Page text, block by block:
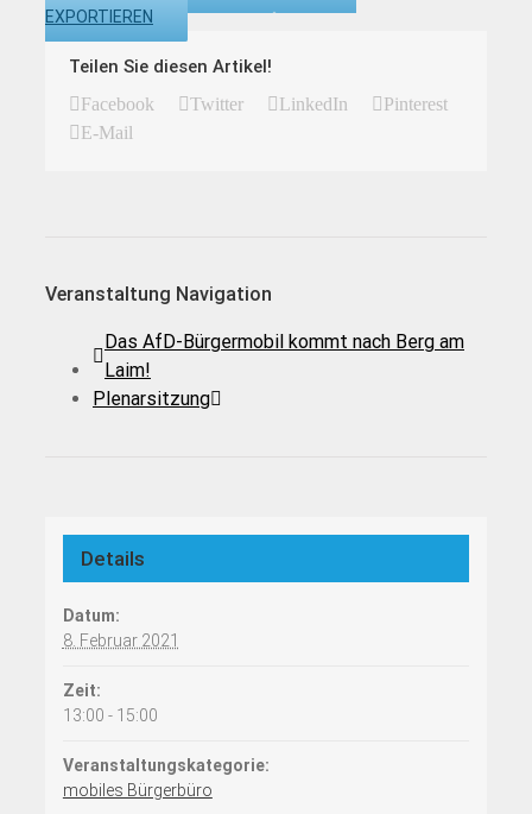
EXPORTIEREN
Teilen Sie diesen Artikel!
Facebook Twitter LinkedIn
Pinterest
E-Mail
Veranstaltung Navigation
Das AfD-Bürgermobil kommt nach Berg am
Laim!
Plenarsitzung
Details
Datum:
8. Februar 2021
Zeit:
13:00 - 15:00
Veranstaltungskategorie:
mobiles Bürgerbüro